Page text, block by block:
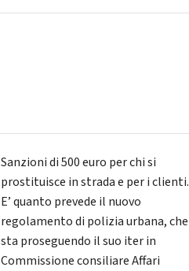
Sanzioni di 500 euro per chi si
prostituisce in strada e per i clienti.
E’ quanto prevede il nuovo
regolamento di polizia urbana, che
sta proseguendo il suo iter in
Commissione consiliare Affari